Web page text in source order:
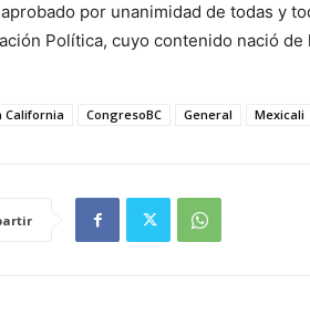
por unanimidad de todas y
Política, cuyo contenido nació
California CongresoBC General Mexicali